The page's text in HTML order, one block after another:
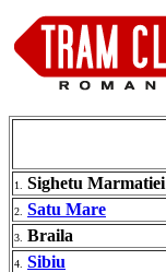
1. Sighetu Marmatiei
2. Satu Mare
3. Braila
4. Sibiu